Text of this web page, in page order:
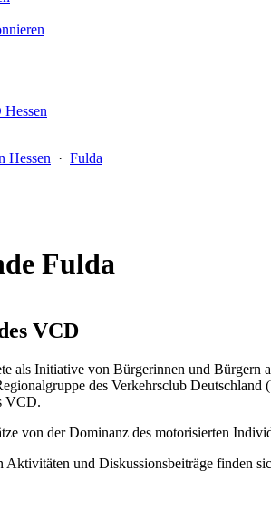
Hessen · Fulda
Fulda
VCD
als Initiative von Bürgerinnen und
des Verkehrsclub
VCD.
von der Dominanz des motorisierten
Aktivitäten und Diskussionsbeiträge finden